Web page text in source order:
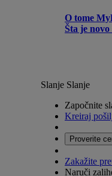
O tome
Šta je
Slanje Slanje
Započnite
Kreiraj
Proverite
Zakažite
Naruči